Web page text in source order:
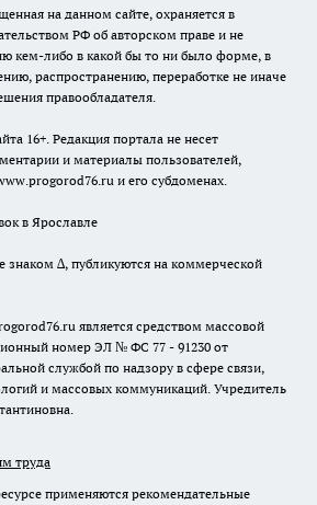
на данном сайте, охраняется в
РФ об авторском праве и не
кем-либо в какой бы то ни было форме, в
распространению, переработке не иначе
правообладателя.
16+. Редакция портала не несет
и материалы пользователей,
и его субдоменах.
в Ярославле
∆, публикуются на коммерческой
является средством массовой
номер ЭЛ № ФС 77 - 91230 от
службой по надзору в сфере связи,
и массовых коммуникаций. Учредитель
труда
применяются рекомендательные